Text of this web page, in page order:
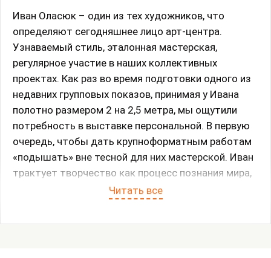
Иван Оласюк – один из тех художников, что
определяют сегодняшнее лицо арт-центра.
Узнаваемый стиль, эталонная мастерская,
регулярное участие в наших коллективных
проектах. Как раз во время подготовки одного из
недавних групповых показов, принимая у Ивана
полотно размером 2 на 2,5 метра, мы ощутили
потребность в выставке персональной. В первую
очередь, чтобы дать крупноформатным работам
«подышать» вне тесной для них мастерской. Иван
трактует творчество как процесс познания мира,
не делит картины на старые и новые и в целом
Читать все